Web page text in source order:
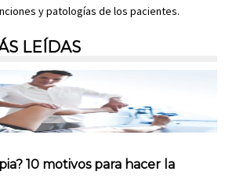
y patologías de los pacientes.
LEÍDAS
10 motivos para hacer la